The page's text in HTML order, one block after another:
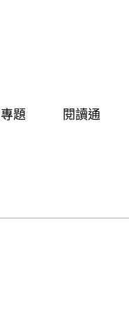
專題 閱讀通